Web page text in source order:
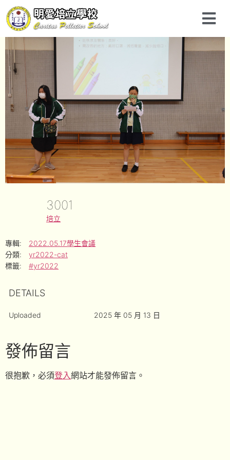
3001
培立
專輯:
2022.05.17學生會議
分類:
yr2022-cat
標籤:
#yr2022
DETAILS
Uploaded 2025 年 05 月 13 日
發佈留言
很抱歉，必須登入網站才能發佈留言。